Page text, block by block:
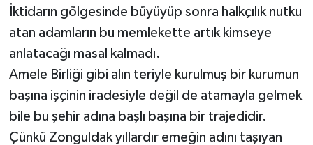
İktidarın gölgesinde büyüyüp sonra halkçılık nutku
atan adamların bu memlekette artık kimseye
anlatacağı masal kalmadı.
Amele Birliği gibi alın teriyle kurulmuş bir kurumun
başına işçinin iradesiyle değil de atamayla gelmek
bile bu şehir adına başlı başına bir trajedidir.
Çünkü Zonguldak yıllardır emeğin adını taşıyan